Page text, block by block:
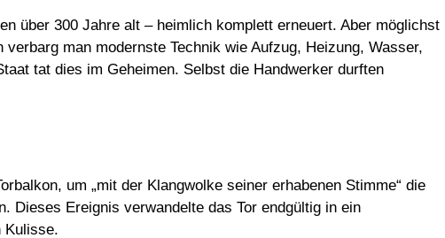
über 300 Jahre alt – heimlich komplett erneuert. Aber möglichst
man modernste Technik wie Aufzug, Heizung, Wasser,
tat dies im Geheimen. Selbst die Handwerker durften
um „mit der Klangwolke seiner erhabenen Stimme“ die
Dieses Ereignis verwandelte das Tor endgültig in ein
Kulisse.